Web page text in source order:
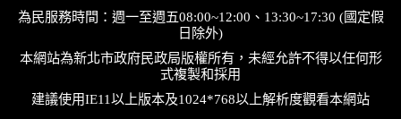
為民服務時間：週一至週五08:00~12:00、13:30~17:30 (國定假
日除外)
本網站為新北市政府民政局版權所有，未經允許不得以任何形
式複製和採用
建議使用IE11以上版本及1024*768以上解析度觀看本網站